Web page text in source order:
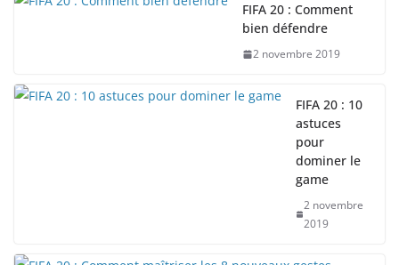
FIFA 20 : Comment
bien défendre
2 novembre 2019
FIFA 20 : 10
astuces
pour
dominer le
game
2 novembre
2019